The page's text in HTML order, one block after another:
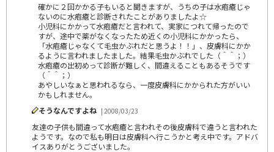
確かに２回かかる子もいると聞きますが、うちの子は水疱瘡じゃ
ないのに水疱瘡と診断されたことがありましたよ☆
小児科にかかって水疱瘡だと言われて、実家につれて帰ったので
すが、途中で薬がなくなったため近くの小児科にかかったら、
「水疱瘡じゃなくて毛虫かぶれだと思うよ！！」、皮膚科にかか
るように言われましたました。結果毛虫かぶれでした（＾＾；）
水疱瘡の出初めって診断が難しく、間違えることもあるそうです
（＾＾；）
あやしいなぁと思われるなら、一度皮膚科にかかられた方がいい
かもしれません。
そうなんですよね | 2008/03/23
友達の子供も間違って水疱瘡と言われその後皮膚科で違うと言われた
ようです。なので私も明日は皮膚科へ行こうかと考え中です。アドバ
イスありがとうございました。